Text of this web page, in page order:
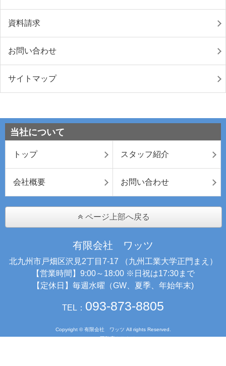
資料請求
お問い合わせ
サイトマップ
当社について
トップ スタッフ紹介
会社概要 お問い合わせ
ページ上部へ戻る
有限会社 ワッツ
北九州市戸畑区沢見2丁目7-17 （九州工業大学正門まえ）
【営業時間】9:00～18:00 ※日祝は17:30まで
【定休日】毎週水曜（GW、夏季、年始年末)
TEL： 093-873-8805
Copyright © 有限会社 ワッツ All rights Reserved.
powered by 不動産クラウドオフィス